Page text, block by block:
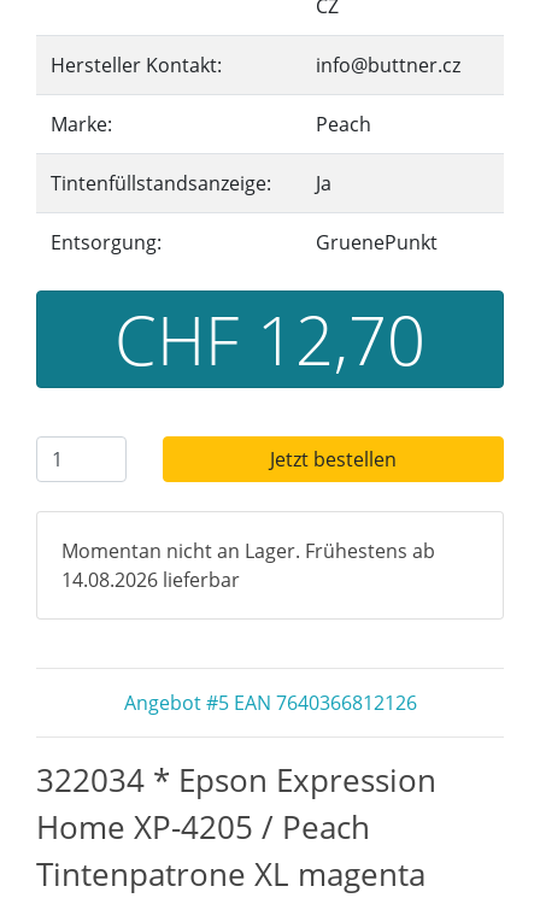
CZ
Hersteller Kontakt: info@buttner.cz
Marke: Peach
Tintenfüllstandsanzeige: Ja
Entsorgung: GruenePunkt
CHF 12,70
Jetzt bestellen
Momentan nicht an Lager. Frühestens ab
14.08.2026 lieferbar
Angebot #5 EAN 7640366812126
322034 * Epson Expression
Home XP-4205 / Peach
Tintenpatrone XL magenta